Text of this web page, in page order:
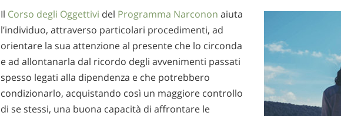
Il Corso degli Oggettivi del Programma Narconon aiuta
l’individuo, attraverso particolari procedimenti, ad
orientare la sua attenzione al presente che lo circonda
e ad allontanarla dal ricordo degli avvenimenti passati
spesso legati alla dipendenza e che potrebbero
condizionarlo, acquistando così un maggiore controllo
di se stessi, una buona capacità di affrontare le